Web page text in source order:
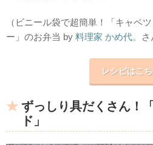
（ビニール袋で超簡単！「キャベ
ー」のお弁当 by 料理家 かめ代。 さ
レシピはこ
ずっしり具だくさん！
ド」